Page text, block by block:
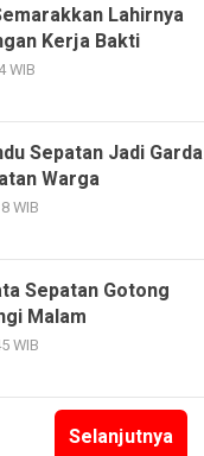
Lahirnya
Kerja Bakti
WIB
Sepatan Jadi Garda
Warga
WIB
Sepatan Gotong
Malam
WIB
Selanjutnya